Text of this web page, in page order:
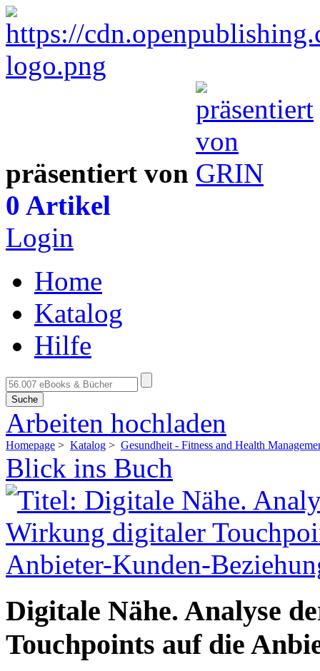
präsentiert von
0 Artikel
Login
Home
Katalog
Hilfe
Suche
Arbeiten hochladen
Homepage > Katalog > Gesundheit - Fitness and Health
Blick ins Buch
Digitale Nähe. Analyse
Touchpoints auf die